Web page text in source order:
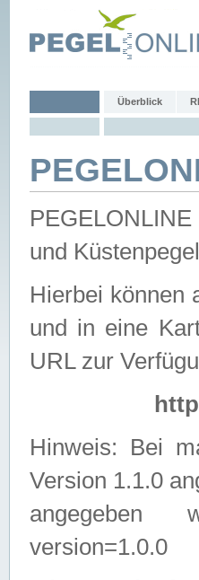
Überblick
und
Hierbei können
und in eine
URL zur
Hinweis: Bei
Version 1.1.0
angegeben
version=1.0.0